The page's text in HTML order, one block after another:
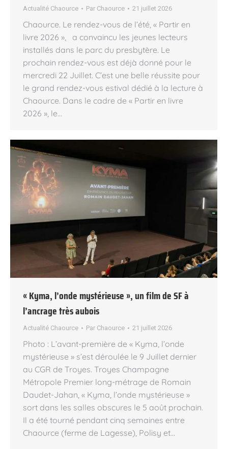
Actualité Chaource Par Chaource 21 juillet 2026
Chaource. Le rendez-vous de l’été, « Partir en
livre 2026 », a convaincu les jeunes lecteurs
installés dans le parc du presbytère. Le
prochain rendez-vous est déjà donné pour le
mercredi 22 Juillet. C’est une belle réussite pour
le grand rendez-vous estival dédié à la lecture à
Chaource. Dans le cadre de « Partir en livre
2026 », le…
« Kyma, l’onde mystérieuse », un film de SF à
l’ancrage très aubois
Actualité Chaource Par Chaource 21 juillet 2026
Photo : L’avant-première de « Kyma, l’onde
mystérieuse » s’est déroulée le 9 Juillet dernier
au CGR de Troyes. Troyes Champagne
Métropole Premier long-métrage de Romain
Daudet-Jahan, « Kyma, l’onde mystérieuse »
sort dans les salles obscures le 5 août prochain.
Il a été tourné pendant cinq semaines entre
Chaource (ferme de Lagesse), Polisy et…